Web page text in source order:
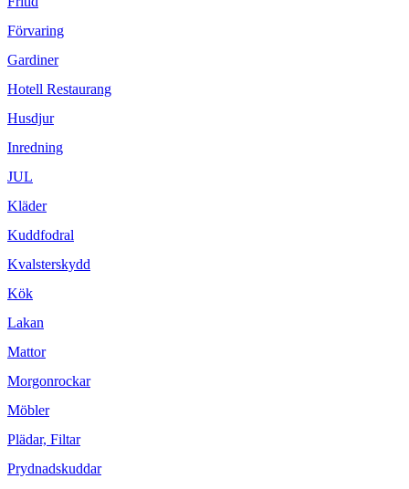
Förvaring
Gardiner
Hotell Restaurang
Husdjur
Inredning
JUL
Kläder
Kuddfodral
Kvalsterskydd
Kök
Lakan
Mattor
Morgonrockar
Möbler
Plädar, Filtar
Prydnadskuddar